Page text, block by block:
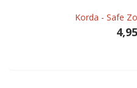
Korda - Safe